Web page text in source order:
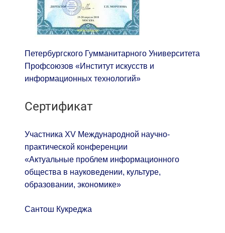
Петербургского Гумманитарного Университета
Профсоюзов «Институт искусств и
информационных технологий»
Сертификат
Участника XV Международной научно-
практической конференции
«Актуальные проблем информационного
общества в науковедении, культуре,
образовании, экономике»
Сантош Кукреджа